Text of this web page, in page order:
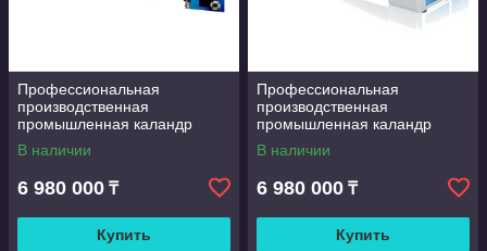
Профессиональная
производственная
промышленная каландр
гостиничная автоматическая
гладильная машина с
В наличии
6 980 000 ₸
Купить
Профессиональная
производственная
промышленная каландр
гостиничная автоматическая
гладильная машина с
В наличии
6 980 000 ₸
Купить